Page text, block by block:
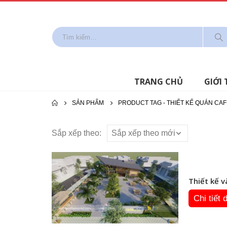
TRANG CHỦ GIỚI
SẢN PHẨM PRODUCT TAG - THIẾT KẾ QUÁN
Sắp xếp theo:
Thiết kế
Chi tiết